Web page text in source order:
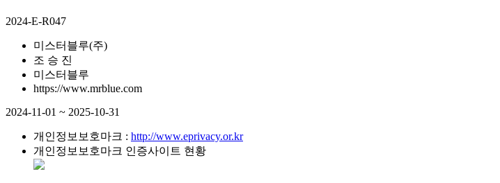
2024-E-R047
미스터블루(주)
조 승 진
미스터블루
https://www.mrblue.com
2024-11-01 ~ 2025-10-31
개인정보보호마크 : http://www.eprivacy.or.kr
개인정보보호마크 인증사이트 현황